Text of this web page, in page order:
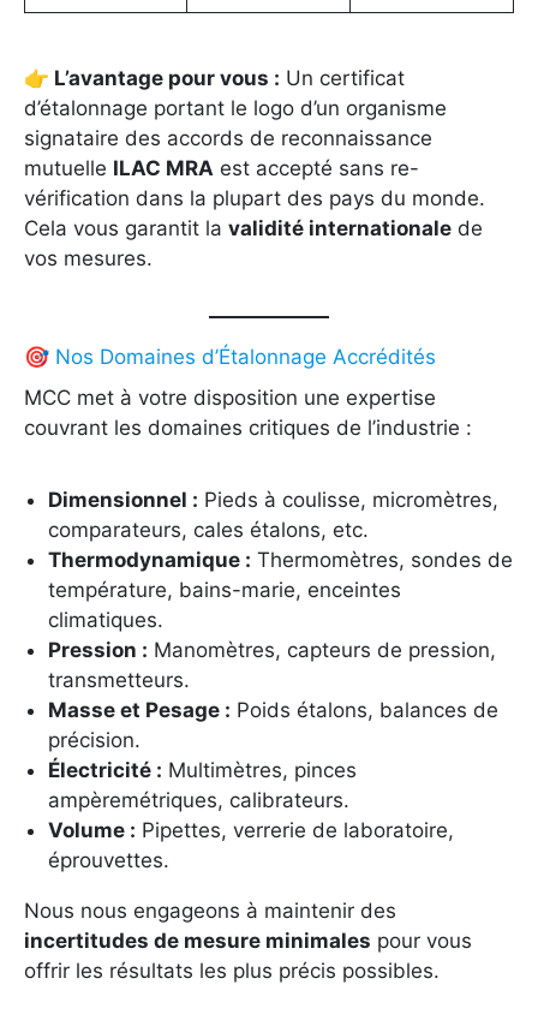
👉 L’avantage pour vous : Un certificat
d’étalonnage portant le logo d’un organisme
signataire des accords de reconnaissance
mutuelle ILAC MRA est accepté sans re-
vérification dans la plupart des pays du monde.
Cela vous garantit la validité internationale de
vos mesures.
🎯 Nos Domaines d’Étalonnage Accrédités
MCC met à votre disposition une expertise
couvrant les domaines critiques de l’industrie :
Dimensionnel : Pieds à coulisse, micromètres,
comparateurs, cales étalons, etc.
Thermodynamique : Thermomètres, sondes de
température, bains-marie, enceintes
climatiques.
Pression : Manomètres, capteurs de pression,
transmetteurs.
Masse et Pesage : Poids étalons, balances de
précision.
Électricité : Multimètres, pinces
ampèremétriques, calibrateurs.
Volume : Pipettes, verrerie de laboratoire,
éprouvettes.
Nous nous engageons à maintenir des
incertitudes de mesure minimales pour vous
offrir les résultats les plus précis possibles.